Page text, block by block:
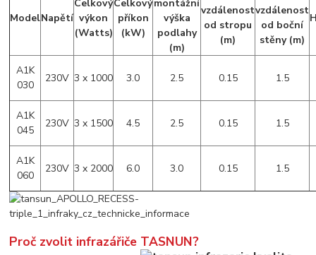
ModelNapětí
Celkový
výkon
(Watts)
Celkový
příkon
(kW)
montážní
výška
podlahy
(m)
vzdálenost
od stropu
(m)
vzdálenost
od boční
stěny (m)
A1K
030
230V 3 x 1000 3.0 2.5 0.15 1.5
A1K
045
230V 3 x 1500 4.5 2.5 0.15 1.5
A1K
060
230V 3 x 2000 6.0 3.0 0.15 1.5
Proč zvolit infrazářiče TASNUN?